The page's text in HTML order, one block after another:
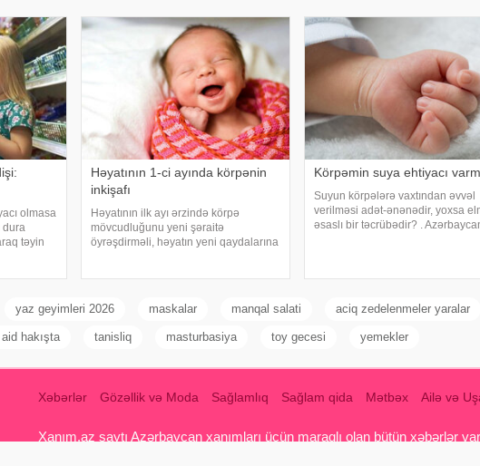
pediatr Gülnar Abdullayeva -a
olmasa
dura
təyin
Həyatının 1-ci ayında körpənin
inkişafı
Həyatının ilk ayı ərzində körpə
mövcudluğunu yeni şəraitə
öyrəşdirməli, həyatın yeni qaydalarına
Körpəmin suya ehtiyacı
Suyun körpələrə vaxtından əvvəl
verilməsi adət-ənənədir, yoxsa
əsaslı bir təcrübədir? .
yaz geyimleri 2026 maskalar manqal salati aciq zedelenmeler yaralar
hakışta tanisliq masturbasiya toy gecesi yemekler
Xəbərlər Gözəllik və Moda Sağlamlıq Sağlam qida Mətbəx Ailə və
Xanım.az saytı Azərbaycan xanımları üçün maraqlı olan bütün xəbərlər